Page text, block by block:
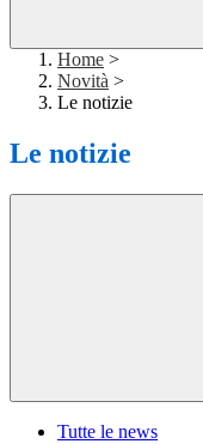
Home >
Novità >
Le notizie
Le notizie
Tutte le news